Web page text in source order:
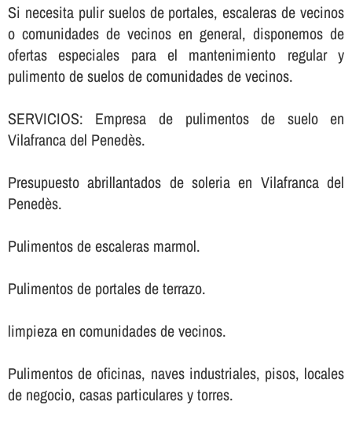
Si necesita pulir suelos de portales, escaleras de vecinos
o comunidades de vecinos en general, disponemos de
ofertas especiales para el mantenimiento regular y
pulimento de suelos de comunidades de vecinos.
SERVICIOS: Empresa de pulimentos de suelo en
Vilafranca del Penedès.
Presupuesto abrillantados de soleria en Vilafranca del
Penedès.
Pulimentos de escaleras marmol.
Pulimentos de portales de terrazo.
limpieza en comunidades de vecinos.
Pulimentos de oficinas, naves industriales, pisos, locales
de negocio, casas particulares y torres.